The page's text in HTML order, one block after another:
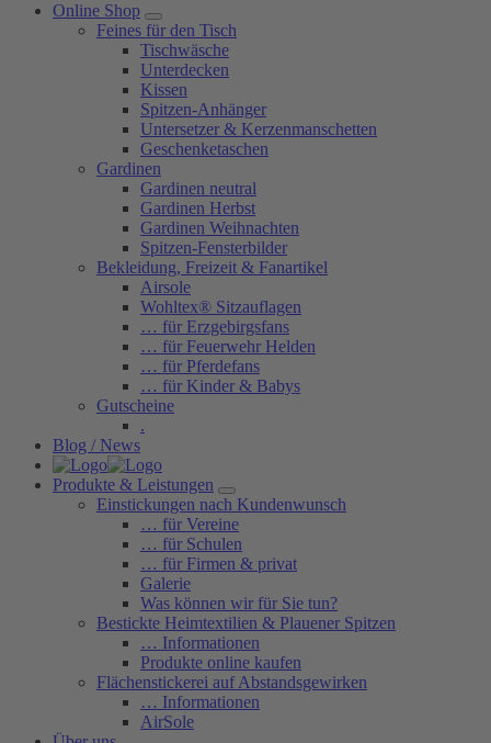
Online Shop
Feines für den Tisch
Tischwäsche
Unterdecken
Kissen
Spitzen-Anhänger
Untersetzer & Kerzenmanschetten
Geschenketaschen
Gardinen
Gardinen neutral
Gardinen Herbst
Gardinen Weihnachten
Spitzen-Fensterbilder
Bekleidung, Freizeit & Fanartikel
Airsole
Wohltex® Sitzauflagen
… für Erzgebirgsfans
… für Feuerwehr Helden
… für Pferdefans
… für Kinder & Babys
Gutscheine
.
Blog / News
Produkte & Leistungen
Einstickungen nach Kundenwunsch
… für Vereine
… für Schulen
… für Firmen & privat
Galerie
Was können wir für Sie tun?
Bestickte Heimtextilien & Plauener Spitzen
… Informationen
Produkte online kaufen
Flächenstickerei auf Abstandsgewirken
… Informationen
AirSole